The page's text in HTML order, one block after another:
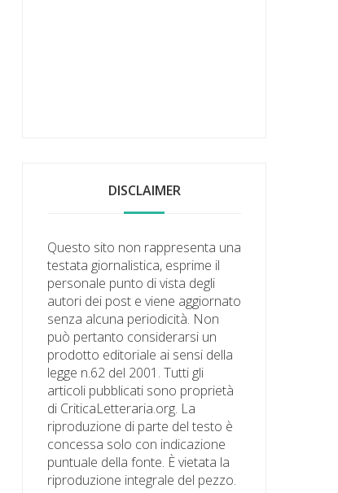
DISCLAIMER
Questo sito non rappresenta una
testata giornalistica, esprime il
personale punto di vista degli
autori dei post e viene aggiornato
senza alcuna periodicità. Non
può pertanto considerarsi un
prodotto editoriale ai sensi della
legge n.62 del 2001. Tutti gli
articoli pubblicati sono proprietà
di CriticaLetteraria.org. La
riproduzione di parte del testo è
concessa solo con indicazione
puntuale della fonte. È vietata la
riproduzione integrale del pezzo.